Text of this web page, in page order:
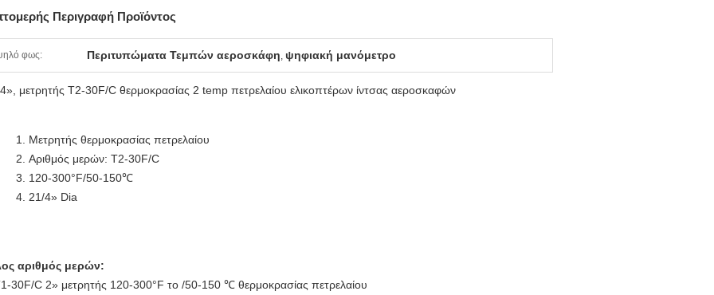
Περιγραφή Προϊόντος
φως: Περιτυπώματα Τεμπών αεροσκάφη, ψηφιακή μανόμετρο
μετρητής T2-30F/C θερμοκρασίας 2 temp πετρελαίου ελικοπτέρων ίντσας αεροσκαφών
Μετρητής θερμοκρασίας πετρελαίου
Αριθμός μερών: T2-30F/C
120-300°F/50-150℃
21/4» Dia
αριθμός μερών:
30F/C 2» μετρητής 120-300°F το /50-150 ℃ θερμοκρασίας πετρελαίου